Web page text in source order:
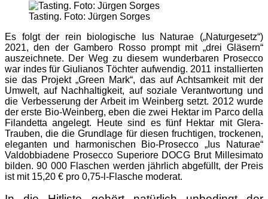
Tasting. Foto: Jürgen Sorges
Es folgt der rein biologische Ius Naturae („Naturgesetz“)
2021, den der Gambero Rosso prompt mit „drei Gläsern“
auszeichnete. Der Weg zu diesem wunderbaren Prosecco
war indes für Giulianos Töchter aufwendig. 2011 installierten
sie das Projekt „Green Mark“, das auf Achtsamkeit mit der
Umwelt, auf Nachhaltigkeit, auf soziale Verantwortung und
die Verbesserung der Arbeit im Weinberg setzt. 2012 wurde
der erste Bio-Weinberg, eben die zwei Hektar im Parco della
Filandetta angelegt. Heute sind es fünf Hektar mit Glera-
Trauben, die die Grundlage für diesen fruchtigen, trockenen,
eleganten und harmonischen Bio-Prosecco „Ius Naturae“
Valdobbiadene Prosecco Superiore DOCG Brut Millesimato
bilden. 90 000 Flaschen werden jährlich abgefüllt, der Preis
ist mit 15,20 € pro 0,75-l-Flasche moderat.